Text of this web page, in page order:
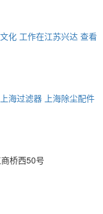
化 工作在江苏兴达 查看
上海过滤器 上海除尘配件
桥西50号